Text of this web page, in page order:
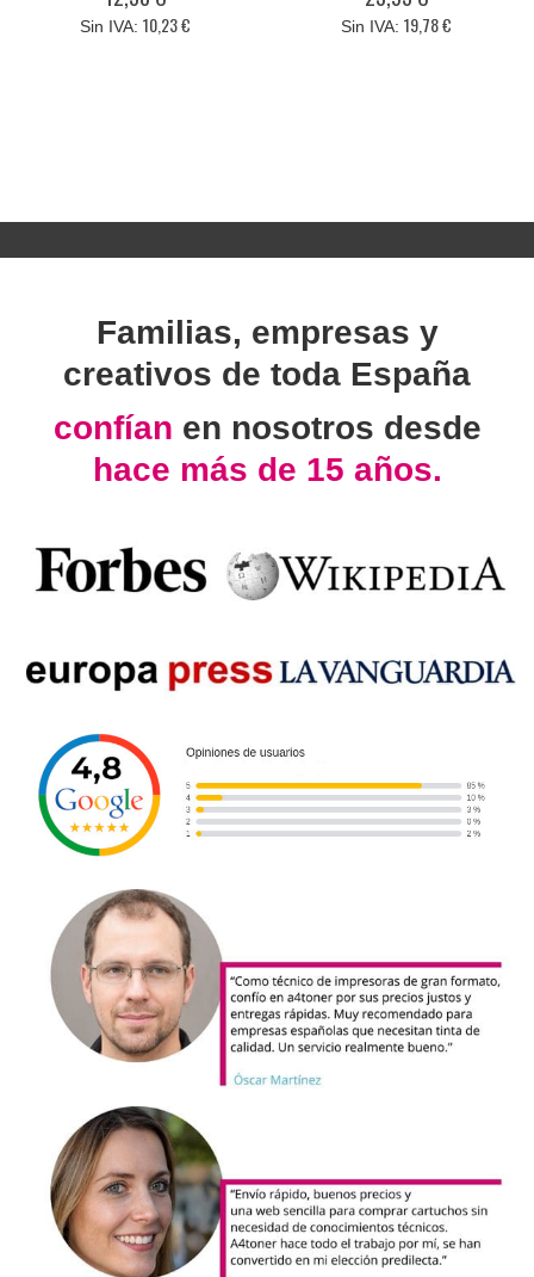
10,23 € 19,78 €
Familias, empresas y
creativos de toda España
confían en nosotros desde
hace más de 15 años.